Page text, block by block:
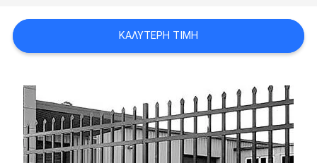
PRIVACY
POLICY
ΚΑΛΎΤΕΡΗ ΤΙΜΉ